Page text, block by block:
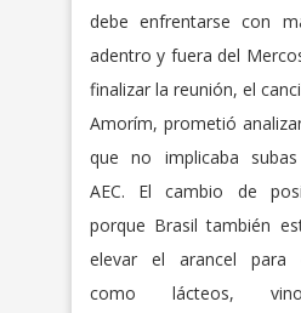
debe enfrentarse con
adentro y fuera del
finalizar la reunión, el
Amorím, prometió
que no implicaba
AEC. El cambio de
porque Brasil también
elevar el arancel para
como lácteos,